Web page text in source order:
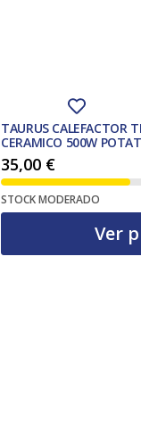
TAURUS CALEFACTOR
CERAMICO 500W
35,00 €
STOCK MODERADO
Ver